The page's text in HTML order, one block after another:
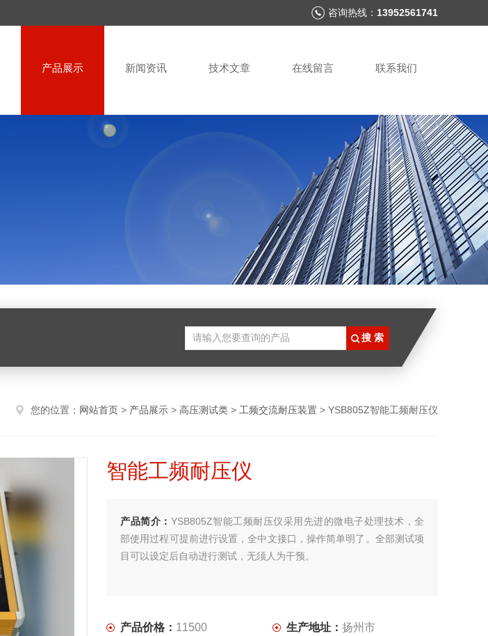
咨询热线： 13952561741
产品展示 新闻资讯 技术文章 在线留言 联系我们
您的位置： 网站首页 > 产品展示 > 高压测试类 > 工频交流耐压装置 > YSB805Z智能工频耐压仪
智能工频耐压仪
产品简介： YSB805Z智能工频耐压仪采用先进的微电子处理技术，全
部使用过程可提前进行设置，全中文接口，操作简单明了。全部测试项
目可以设定后自动进行测试，无须人为干预。
产品价格： 11500 生产地址： 扬州市